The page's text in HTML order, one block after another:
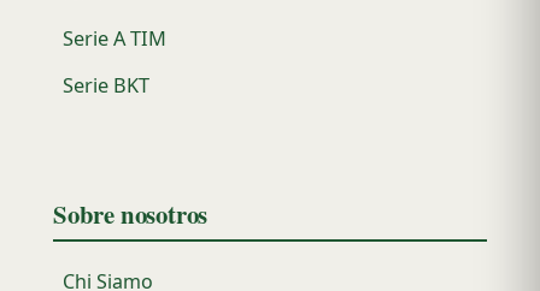
Serie A TIM
Serie BKT
Sobre nosotros
Chi Siamo